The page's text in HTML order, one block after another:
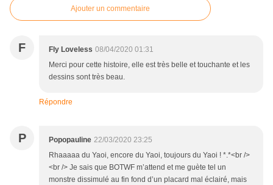
Ajouter un commentaire
F Fly Loveless 08/04/2020 01:31
Merci pour cette histoire, elle est très belle et touchante et les
dessins sont très beau.
Répondre
P Popopauline 22/03/2020 23:25
Rhaaaaa du Yaoi, encore du Yaoi, toujours du Yaoi ! *.*<br />
<br /> Je sais que BOTWF m’attend et me guète tel un
monstre dissimulé au fin fond d’un placard mal éclairé, mais